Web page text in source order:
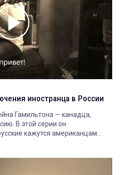
иностранца в России
Гамильтона — канадца,
В этой серии он
кажутся американцам